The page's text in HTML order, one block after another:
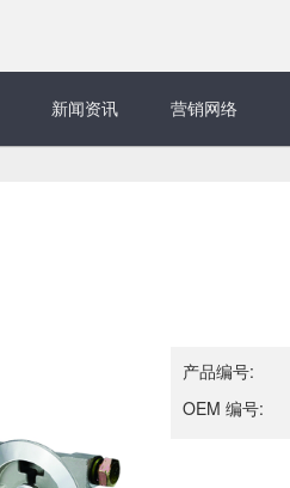
新闻资讯 营销网络
产品编号:
OEM 编号: